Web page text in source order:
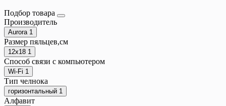
Подбор товара
Производитель
Aurora 1
Размер пяльцев,см
12х18 1
Способ связи с компьютером
Wi-Fi 1
Тип челнока
горизонтальный 1
Алфавит